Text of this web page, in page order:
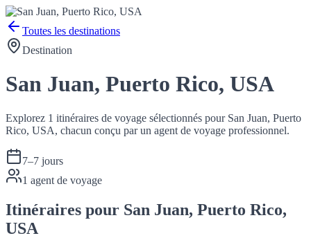
Toutes les destinations
Destination
San Juan, Puerto Rico, USA
Explorez 1 itinéraires de voyage sélectionnés pour San Juan, Puerto
Rico, USA, chacun conçu par un agent de voyage professionnel.
7–7 jours
1 agent de voyage
Itinéraires pour San Juan, Puerto Rico,
USA